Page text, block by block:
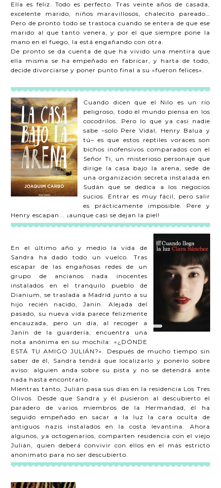
Ella es feliz. Todo es perfecto. Tras veinte años de casada,
excelente marido, niños maravillosos, chalecito pareado…
Pero de pronto todo se trastoca cuando se entera de que ese
marido al que tanto venera, y por el que siempre pone la
mano en el fuego, la está engañando con otra.
De pronto se da cuenta de que ha vivido una mentira que
ella misma se ha empeñado en fabricar, y harta de todo,
decide divorciarse y poner punto final a su «fueron felices».
Cuando dicen que el Nilo es un río
peligroso, todo el mundo piensa en los
cocodrilos. Pero lo que ya casi nadie
sabe –solo Pere Vidal, Henry Balua y
tú– es que estos reptiles voraces son
bichos inofensivos comparados con el
Señor Ti, un misterioso personaje que
dirige la casa bajo la arena, sede de
una organización secreta instalada en
Sudán que se dedica a los negocios
sucios. Entrar es muy fácil, pero salir
es prácticamente imposible. Pere y
Henry escapan... ¡aunque casi se dejan la piel!
En el último año y medio la vida de
Sandra ha dado todo un vuelco. Tras
escapar de las engañosas redes de un
grupo de ancianos nada inocentes
instalados en el tranquilo pueblo de
Dianium, se traslada a Madrid junto a su
hijo recién nacido, Janín. Alejada del
pasado, su nueva vida parece felizmente
encauzada, pero un día, al recoger a
Janín de la guardería, encuentra una
nota anónima en su mochila: «¿DÓNDE
ESTÁ TU AMIGO JULIÁN?». Después de mucho tiempo sin
saber de él, Sandra tendrá que localizarlo y ponerlo sobre
aviso: alguien anda sobre su pista y no se detendrá ante
nada hasta encontrarlo.
Mientras tanto, Julián pasa sus días en la residencia Los Tres
Olivos. Desde que Sandra y él pusieron al descubierto el
paradero de varios miembros de la Hermandad, él ha
seguido empeñado en sacar a la luz la cara oculta de
antiguos nazis instalados en la costa levantina. Ahora
algunos, ya octogenarios, comparten residencia con el viejo
Julián, quien deberá convivir con ellos en el más estricto
anonimato para no ser descubierto.